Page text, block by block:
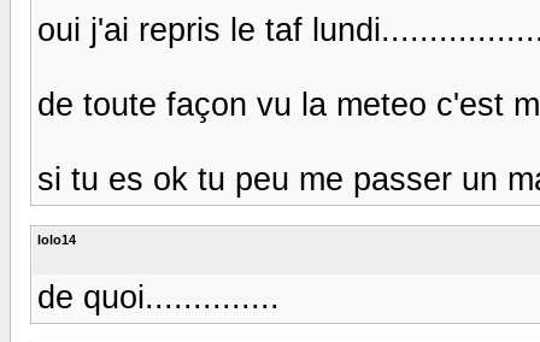
oui j'ai repris le taf
de toute façon vu la meteo c'est
si tu es ok tu peu me passer un
lolo14
de quoi..............